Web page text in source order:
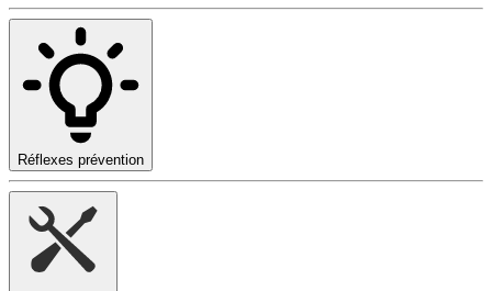
Réflexes prévention